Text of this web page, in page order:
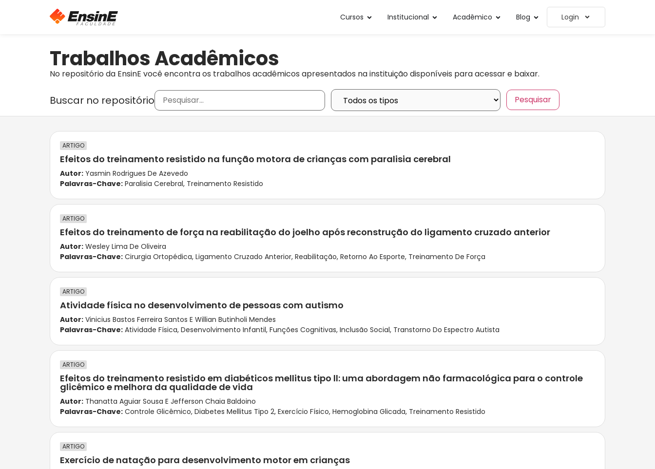
Cursos Institucional Acadêmico Blog Login
Trabalhos Acadêmicos
No repositório da EnsinE você encontra os trabalhos acadêmicos apresentados na instituição disponíveis para acessar e baixar.
Buscar no repositório
ARTIGO
Efeitos do treinamento resistido na função motora de crianças com paralisia cerebral
Autor: Yasmin Rodrigues De Azevedo
Palavras-Chave: Paralisia Cerebral, Treinamento Resistido
ARTIGO
Efeitos do treinamento de força na reabilitação do joelho após reconstrução do ligamento cruzado anterior
Autor: Wesley Lima De Oliveira
Palavras-Chave: Cirurgia Ortopédica, Ligamento Cruzado Anterior, Reabilitação, Retorno Ao Esporte, Treinamento De Força
ARTIGO
Atividade física no desenvolvimento de pessoas com autismo
Autor: Vinicius Bastos Ferreira Santos E Willian Butinholi Mendes
Palavras-Chave: Atividade Física, Desenvolvimento Infantil, Funções Cognitivas, Inclusão Social, Transtorno Do Espectro Autista
ARTIGO
Efeitos do treinamento resistido em diabéticos mellitus tipo ll: uma abordagem não farmacológica para o controle
glicêmico e melhora da qualidade de vida
Autor: Thanatta Aguiar Sousa E Jefferson Chaia Baldoino
Palavras-Chave: Controle Glicêmico, Diabetes Mellitus Tipo 2, Exercício Físico, Hemoglobina Glicada, Treinamento Resistido
ARTIGO
Exercício de natação para desenvolvimento motor em crianças